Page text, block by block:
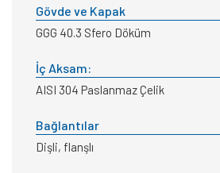
Gövde ve Kapak
GGG 40.3 Sfero Döküm
İç Aksam:
AISI 304 Paslanmaz Çelik
Bağlantılar
Dişli, flanşlı